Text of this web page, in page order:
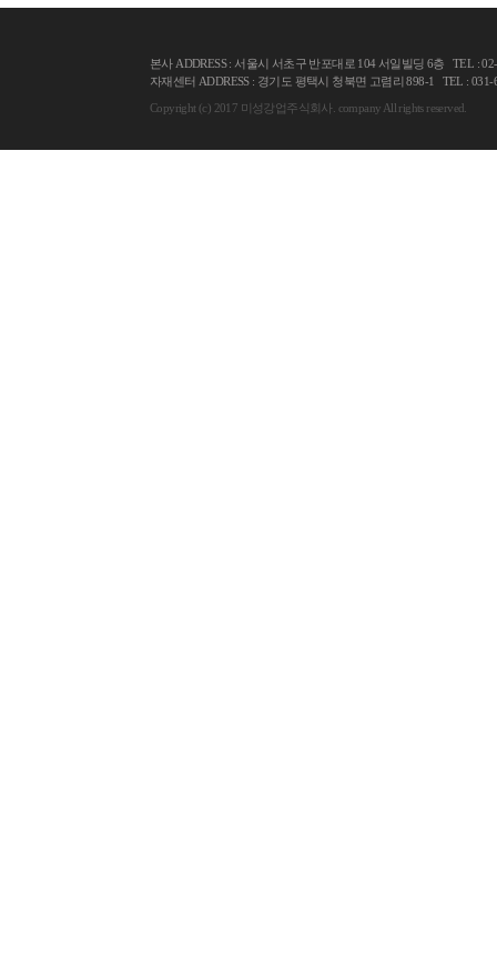
본사 ADDRESS : 서울시 서초구 반포대로 104 서일빌딩 6층 TEL :
자재센터 ADDRESS : 경기도 평택시 청북면 고렴리 898-1 TEL :
Copyright (c) 2017 미성강업주식회사. company All rights reserved.